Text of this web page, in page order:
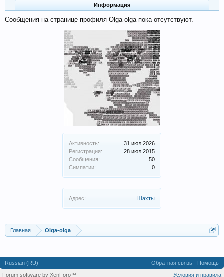
Активность:
31 июл 2026
Регистрация:
28 июл 2015
Сообщения:
50
Симпатии:
0
Адрес: Шахты
Информация
Сообщения на странице профиля Olga-olga пока отсутствуют.
Главная Olga-olga
Russian (RU) Обратная связь
Помощь
Условия и правила
Forum software by XenForo™